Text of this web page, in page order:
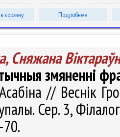
корзину Подробнее
Сняжана
змяненні
// Веснік
Сер. 3,